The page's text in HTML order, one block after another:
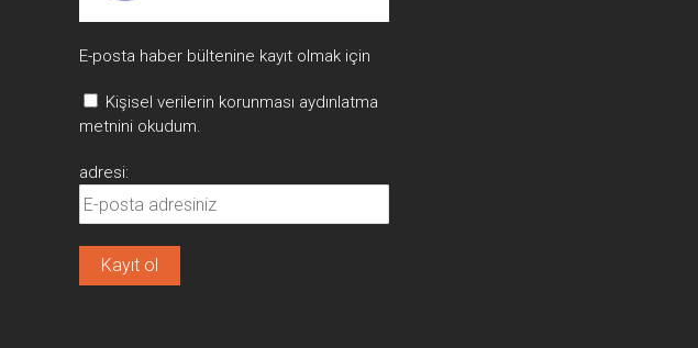
E-posta haber bültenine kayıt olmak için
Kişisel verilerin korunması aydınlatma
metnini okudum.
adresi: